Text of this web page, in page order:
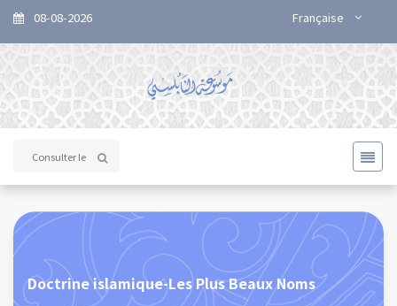
08-08-2026 Française
Doctrine islamique-Les Plus Beaux Noms